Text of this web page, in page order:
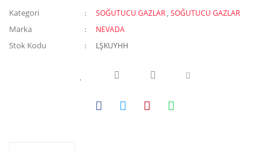
Kategori SOĞUTUCU GAZLAR ,SOĞUTUCU GAZLAR
Marka NEVADA
Stok Kodu LŞKUYHH